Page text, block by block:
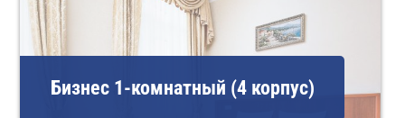
Бизнес 1-комнатный (4 корпус)